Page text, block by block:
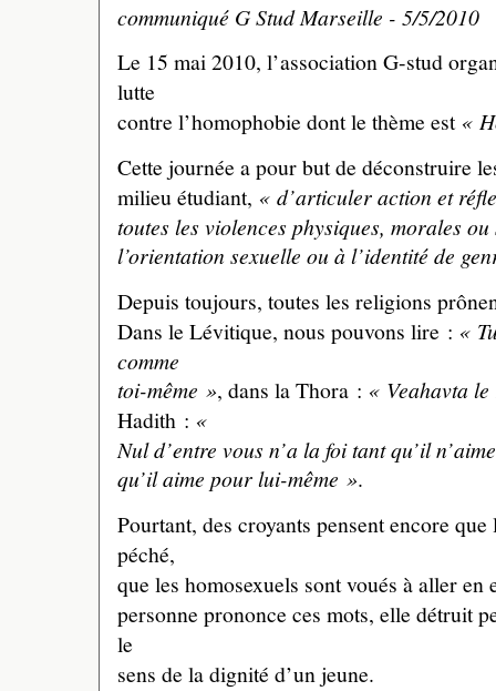
communiqué G Stud Marseille - 5/5/2010
Le 15 mai 2010, l’association G-stud
lutte
contre l’homophobie dont le thème est «
Cette journée a pour but de déconstruire
milieu étudiant, « d’articuler action et
toutes les violences physiques, morales
l’orientation sexuelle ou à l’identité de
Depuis toujours, toutes les religions
Dans le Lévitique, nous pouvons lire : «
comme
toi-même », dans la Thora : « Veahavta
Hadith : «
Nul d’entre vous n’a la foi tant qu’il
qu’il aime pour lui-même ».
Pourtant, des croyants pensent encore
péché,
que les homosexuels sont voués à aller en
personne prononce ces mots, elle détruit
le
sens de la dignité d’un jeune.